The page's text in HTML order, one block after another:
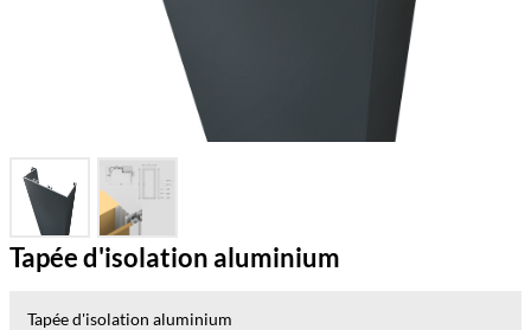
Tapée d'isolation aluminium
Tapée d'isolation aluminium